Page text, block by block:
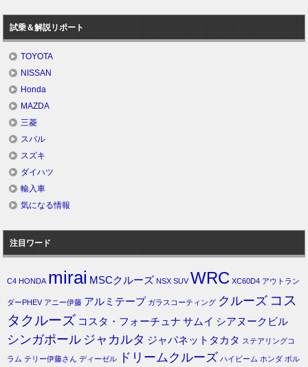
試乗＆解説リポート
TOYOTA
NISSAN
Honda
MAZDA
三菱
スバル
スズキ
ダイハツ
輸入車
気になる情報
注目ワード
C4 HONDA mirai MSCクルーズ NSX SUV WRC XC60D4 アウトラン
ダーPHEV アニー伊藤 アルミテープ ガラスコーティング クルーズ コス
タクルーズ コスタ・フォーチュナ サムイ シアヌークビル
シンガポール ジャカルタ ジャパネットタカタ ステアリングコ
ラム テリー伊藤さん ディーゼル ドリームクルーズ ハイビーム ホンダ ボル